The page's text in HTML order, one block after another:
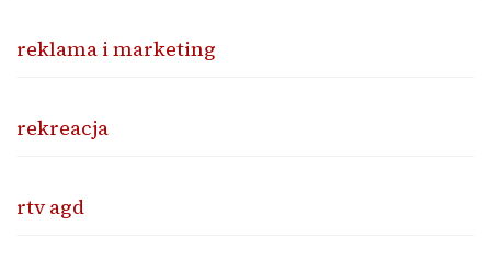
reklama i marketing
rekreacja
rtv agd